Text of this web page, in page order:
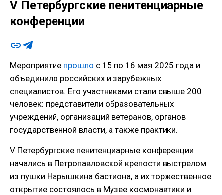
V Петербургские пенитенциарные
конференции
Мероприятие прошло с 15 по 16 мая 2025 года и
объединило российских и зарубежных
специалистов. Его участниками стали свыше 200
человек: представители образовательных
учреждений, организаций ветеранов, органов
государственной власти, а также практики.
V Петербургские пенитенциарные конференции
начались в Петропавловской крепости выстрелом
из пушки Нарышкина бастиона, а их торжественное
открытие состоялось в Музее космонавтики и